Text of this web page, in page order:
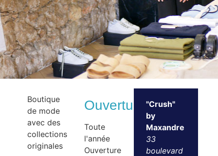
Boutique
de mode
avec des
collections
originales
Ouvertures
Toute
l'année
Ouverture
"Crush"
by
Maxandre
33
boulevard